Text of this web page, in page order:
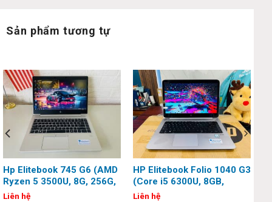
✔ HĐH: Windows 10 Pro
Đánh giá và hình ảnh thật Hp Spectre x360
Convertible 15t-df100:
Sản phẩm tương tự
Hp Elitebook 745 G6 (AMD
Ryzen 5 3500U, 8G, 256G,
14 inch, Full HD)
Liên hệ
HP Elitebook Folio 1040 G3
(Core i5 6300U, 8GB,
256GB, 14 inch, QHD,
Liên hệ